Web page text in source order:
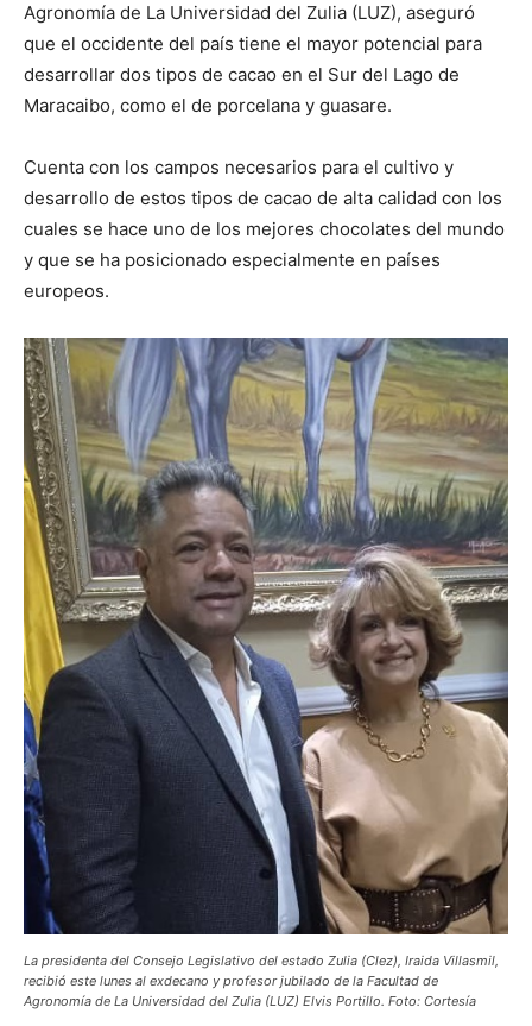
Agronomía de La Universidad del Zulia (LUZ), aseguró
que el occidente del país tiene el mayor potencial para
desarrollar dos tipos de cacao en el Sur del Lago de
Maracaibo, como el de porcelana y guasare.
Cuenta con los campos necesarios para el cultivo y
desarrollo de estos tipos de cacao de alta calidad con los
cuales se hace uno de los mejores chocolates del mundo
y que se ha posicionado especialmente en países
europeos.
La presidenta del Consejo Legislativo del estado Zulia (Clez), Iraida Villasmil,
recibió este lunes al exdecano y profesor jubilado de la Facultad de
Agronomía de La Universidad del Zulia (LUZ) Elvis Portillo. Foto: Cortesía